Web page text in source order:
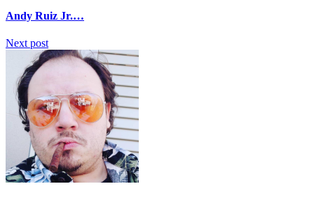
Andy Ruiz Jr.…
Next post